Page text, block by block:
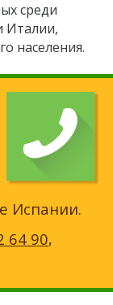
среди
Италии,
населения.
Испании.
64 90,